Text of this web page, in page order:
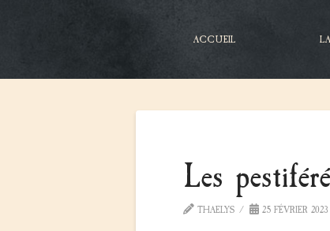
ACCUEIL
Les
THAELYS 25 FÉVRIER 2023